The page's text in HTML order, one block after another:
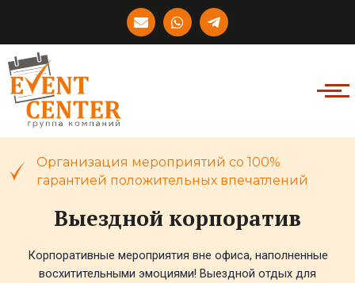
содержимому
E
n
v
W
h
a
T
e
l
p
l
a
n
Организация мероприятий со 100%
гарантией положительных впечатлений
Выездной корпоратив
Корпоративные мероприятия вне офиса, наполненные
восхитительными эмоциями! Выездной отдых для